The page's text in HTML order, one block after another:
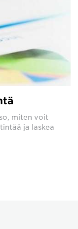
miten voit
ja laskea